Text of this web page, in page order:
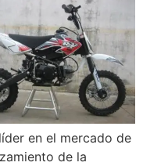
en el mercado de
de la